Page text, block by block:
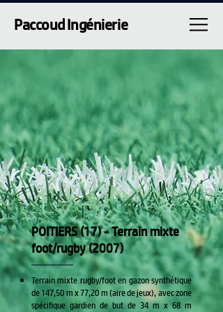
Paccoud Ingénierie
POITIERS (17) - Terrain mixte
foot/rugby (2007)
Terrain mixte rugby/foot en gazon synthétique
de 147,50 m x 77,20 m (aire de jeux), avec zone
spécifique gardien de but de 34 m x 68 m